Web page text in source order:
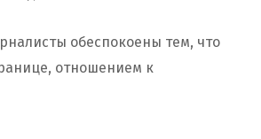
обеспокоены тем, что
отношением к